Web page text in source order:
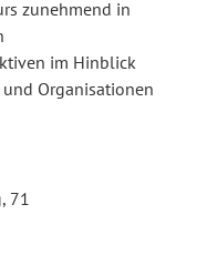
zunehmend in
im Hinblick
Organisationen
71